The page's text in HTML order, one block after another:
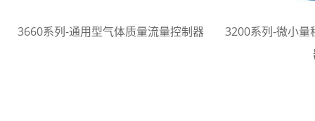
3660系列-通用型气体质量流量控制器
3200系列-微小量